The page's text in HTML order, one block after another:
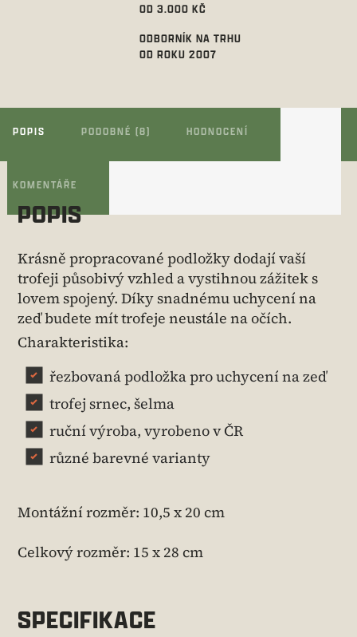
OD 3.000 KČ
ODBORNÍK NA TRHU
OD ROKU 2007
POPIS PODOBNÉ (8) HODNOCENÍ
KOMENTÁŘE
POPIS
Krásně propracované podložky dodají vaší
trofeji působivý vzhled a vystihnou zážitek s
lovem spojený. Díky snadnému uchycení na
zeď budete mít trofeje neustále na očích.
Charakteristika:
řezbovaná podložka pro uchycení na zeď
trofej srnec, šelma
ruční výroba, vyrobeno v ČR
různé barevné varianty
Montážní rozměr: 10,5 x 20 cm
Celkový rozměr: 15 x 28 cm
SPECIFIKACE